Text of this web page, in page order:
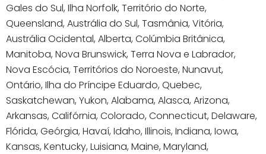
Gales do Sul, Ilha Norfolk, Território do Norte,
Queensland, Austrália do Sul, Tasmânia, Vitória,
Austrália Ocidental, Alberta, Colúmbia Britânica,
Manitoba, Nova Brunswick, Terra Nova e Labrador,
Nova Escócia, Territórios do Noroeste, Nunavut,
Ontário, Ilha do Príncipe Eduardo, Quebec,
Saskatchewan, Yukon, Alabama, Alasca, Arizona,
Arkansas, Califórnia, Colorado, Connecticut, Delaware,
Flórida, Geórgia, Havaí, Idaho, Illinois, Indiana, Iowa,
Kansas, Kentucky, Luisiana, Maine, Maryland,